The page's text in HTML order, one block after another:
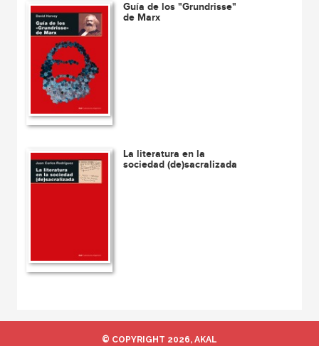
Guía de los "Grundrisse"
de Marx
La literatura en la
sociedad (de)sacralizada
© COPYRIGHT 2026, AKAL